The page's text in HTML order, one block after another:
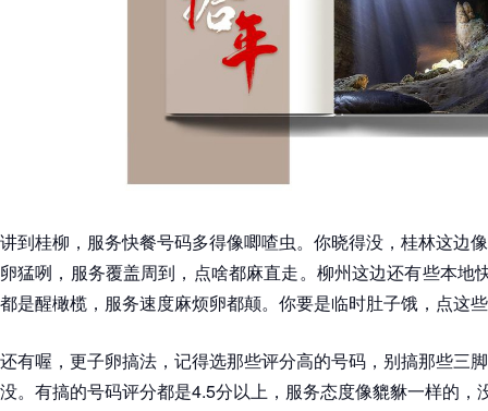
讲到桂柳，服务快餐号码多得像唧喳虫。你晓得没，桂林这边
卵猛咧，服务覆盖周到，点啥都麻直走。柳州这边还有些本地
都是醒橄榄，服务速度麻烦卵都颠。你要是临时肚子饿，点这
还有喔，更子卵搞法，记得选那些评分高的号码，别搞那些三
没。有搞的号码评分都是4.5分以上，服务态度像貔貅一样的，